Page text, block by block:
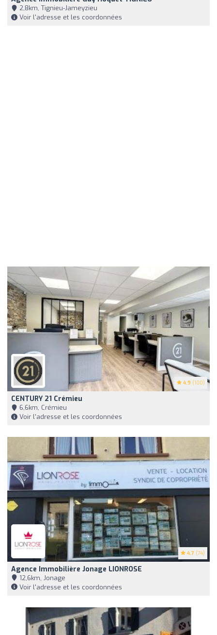
2,8km, Tignieu-Jameyzieu
Voir l'adresse et les coordonnées
4.9 (100)
CENTURY 21 Crémieu
6,6km, Crémieu
Voir l'adresse et les coordonnées
4.7 (74)
Agence Immobilière Jonage LIONROSE
12,6km, Jonage
Voir l'adresse et les coordonnées